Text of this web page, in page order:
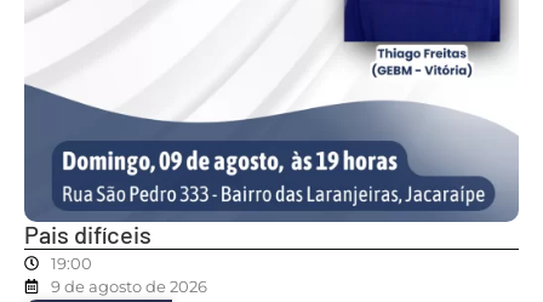
Pais difíceis
19:00
9 de agosto de 2026